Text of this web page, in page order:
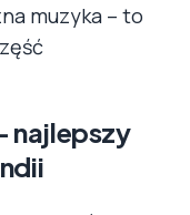
muzyka – to
najlepszy